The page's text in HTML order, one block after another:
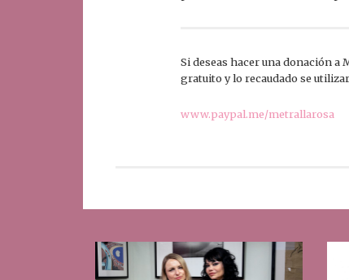
Si deseas hacer una donación a
gratuito y lo recaudado se
www.paypal.me/metrallarosa